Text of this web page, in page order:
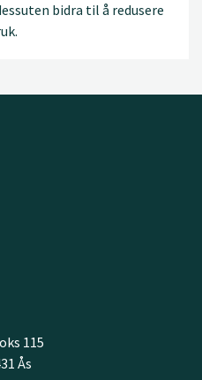
bidra til å redusere
115
Ås